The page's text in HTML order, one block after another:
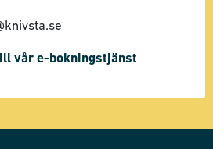
vår e-bokningstjänst